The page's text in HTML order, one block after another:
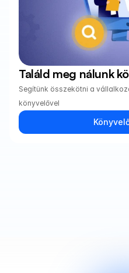
Találd meg nálunk
Segítünk összekötni a
könyvelővel